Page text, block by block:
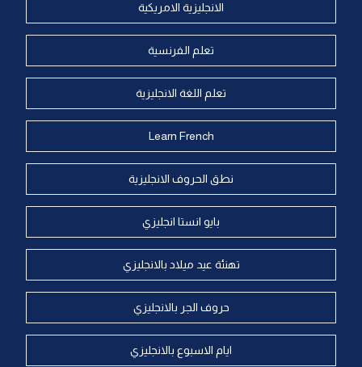
الانجليزية الامريكية
تعلم الفرنسية
تعلم اللغة الانجليزية
Learn French
نطق الحروف الانجليزية
بايو انستا انجليزي
تهنئة عيد ميلاد بالانجليزي
حروف الجر بالانجليزي
ايام الاسبوع بالانجليزي